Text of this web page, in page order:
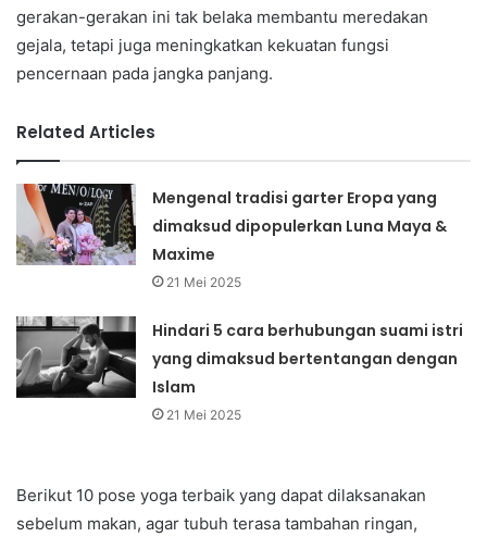
gerakan-gerakan ini tak belaka membantu meredakan
gejala, tetapi juga meningkatkan kekuatan fungsi
pencernaan pada jangka panjang.
Related Articles
Mengenal tradisi garter Eropa yang
dimaksud dipopulerkan Luna Maya &
Maxime
21 Mei 2025
Hindari 5 cara berhubungan suami istri
yang dimaksud bertentangan dengan
Islam
21 Mei 2025
Berikut 10 pose yoga terbaik yang dapat dilaksanakan
sebelum makan, agar tubuh terasa tambahan ringan,